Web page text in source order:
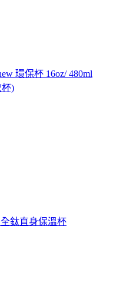
環保杯 16oz/ 480ml
杯)
鈦直身保溫杯